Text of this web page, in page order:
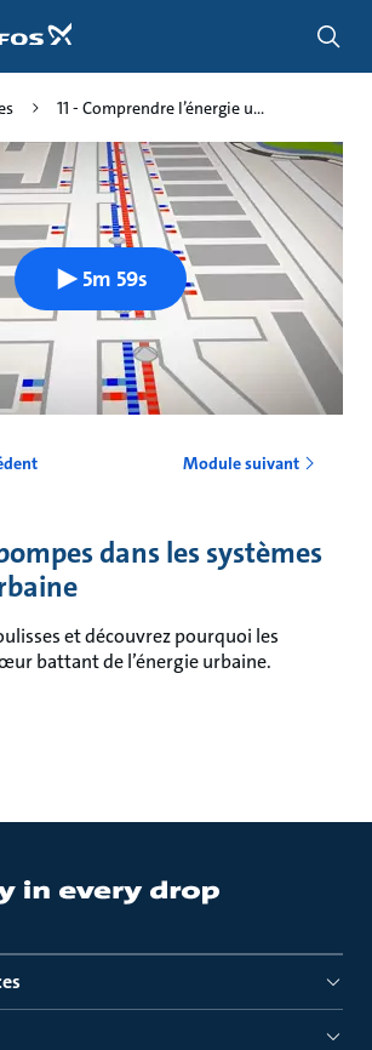
11 - Comprendre l’énergie u...
5m 59s
Module suivant
dans les systèmes
et découvrez pourquoi les
battant de l’énergie urbaine.